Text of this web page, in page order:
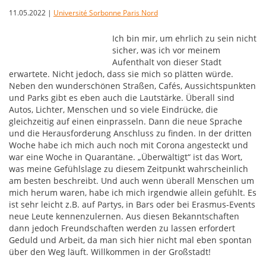
11.05.2022 | Université Sorbonne Paris Nord
Ich bin mir, um ehrlich zu sein nicht
sicher, was ich vor meinem
Aufenthalt von dieser Stadt
erwartete. Nicht jedoch, dass sie mich so plätten würde.
Neben den wunderschönen Straßen, Cafés, Aussichtspunkten
und Parks gibt es eben auch die Lautstärke. Überall sind
Autos, Lichter, Menschen und so viele Eindrücke, die
gleichzeitig auf einen einprasseln. Dann die neue Sprache
und die Herausforderung Anschluss zu finden. In der dritten
Woche habe ich mich auch noch mit Corona angesteckt und
war eine Woche in Quarantäne. „Überwältigt“ ist das Wort,
was meine Gefühlslage zu diesem Zeitpunkt wahrscheinlich
am besten beschreibt. Und auch wenn überall Menschen um
mich herum waren, habe ich mich irgendwie allein gefühlt. Es
ist sehr leicht z.B. auf Partys, in Bars oder bei Erasmus-Events
neue Leute kennenzulernen. Aus diesen Bekanntschaften
dann jedoch Freundschaften werden zu lassen erfordert
Geduld und Arbeit, da man sich hier nicht mal eben spontan
über den Weg läuft. Willkommen in der Großstadt!